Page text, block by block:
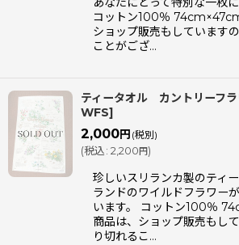
コットン100％
ショップ販売もしています
ことがござ…
ティータオル カントリーフラ
WFS]
2,000円 (税別)
(税込: 2,200 円)
珍しいスリランカ製のティ
ランドのワイルドフラワー
います。 コットン100％
商品は、ショップ販売もし
り切れるこ…